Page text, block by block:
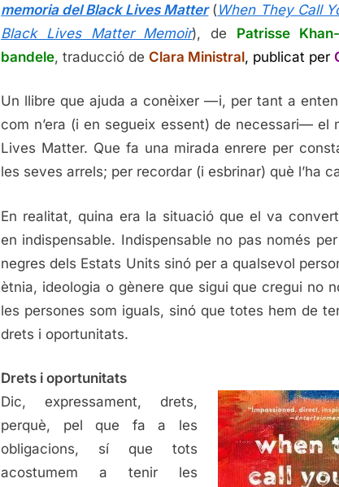
memoria del Black Lives Matter(When They Call
Black Lives Matter Memoir), de Patrisse
bandele, traducció de Clara Ministral, publicat per
Un llibre que ajuda a conèixer —i, per tant a
com n’era (i en segueix essent) de necessari— el
Lives Matter. Que fa una mirada enrere per
les seves arrels; per recordar (i esbrinar) què l’ha
En realitat, quina era la situació que el va
en indispensable. Indispensable no pas només
negres dels Estats Units sinó per a qualsevol
ètnia, ideologia o gènere que sigui que cregui no
les persones som iguals, sinó que totes hem de
drets i oportunitats.
Drets i oportunitats
Dic, expressament, drets,
perquè, pel que fa a les
obligacions, sí que tots
acostumem a tenir les